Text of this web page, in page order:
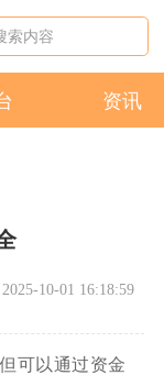
资讯
10-01 16:18:59
可以通过资金